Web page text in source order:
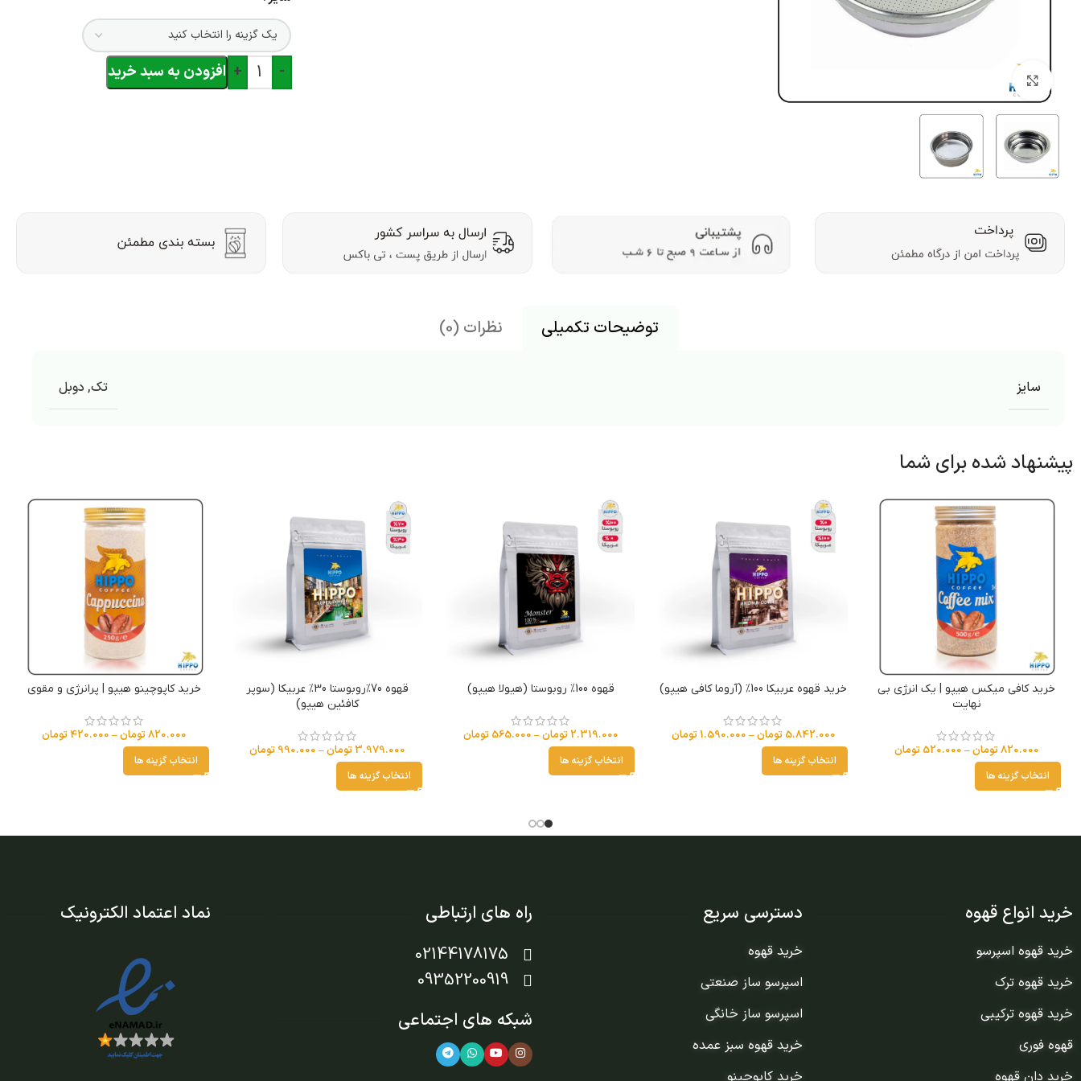
بزرگنمایی تصویر -
+ افزودن به سبد خرید
توضیحات تکمیلی نظرات (0)
سایز تک, دوبل
پیشنهاد شده برای شما
خرید کافی میکس هیپو | یک انرژی بی
نهایت
820.000تومان–
520.000 تومان
انتخاب گزینه ها
خرید قهوه عربیکا 100% (آروما کافی هیپو)
5.842.000 تومان–
1.590.000 تومان
انتخاب گزینه ها
قهوه 100% روبوستا (هیولا هیپو)
2.319.000 تومان–
565.000 تومان
انتخاب گزینه ها
قهوه 70%روبوستا 30% عربیکا (سوپر
کافئین هیپو)
3.979.000 تومان–
990.000 تومان
انتخاب گزینه ها
خرید کاپوچینو هیپو | پرانرژی و مقوی
820.000تومان–
420.000 تومان
انتخاب گزینه ها
خرید انواع قهوه
خرید قهوه اسپرسو
خرید قهوه ترک
خرید قهوه ترکیبی
قهوه فوری
خرید دان قهوه
دسترسی سریع
خرید قهوه
اسپرسو ساز صنعتی
اسپرسو ساز خانگی
خرید قهوه سبز عمده
خرید کاپوچینو
راه های ارتباطی
02144178175
09352200919
شبکه های اجتماعی
نماد اعتماد الکترونیک